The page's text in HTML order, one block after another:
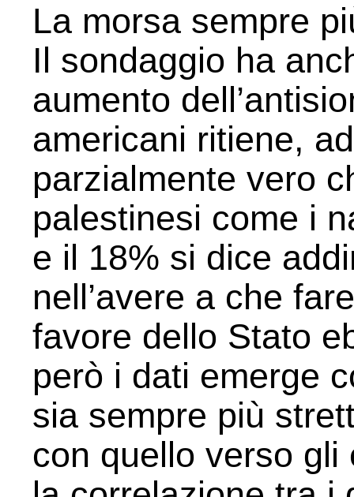
La morsa sempre
Il sondaggio ha
aumento
americani ritiene,
parzialmente vero
palestinesi come i
e il 18% si dice
nell’avere a che
favore dello Stato
però i dati emerge
sia sempre più
con quello verso